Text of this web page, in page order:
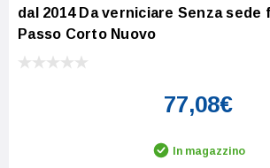
dal 2014 Da verniciare Senza sede
Passo Corto Nuovo
77,08€
In magazzino